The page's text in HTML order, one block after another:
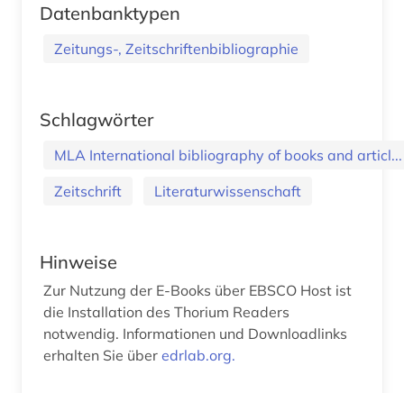
Datenbanktypen
Zeitungs-, Zeitschriftenbibliographie
Schlagwörter
MLA International bibliography of books and articl...
Zeitschrift
Literaturwissenschaft
Hinweise
Zur Nutzung der E-Books über EBSCO Host ist
die Installation des Thorium Readers
notwendig. Informationen und Downloadlinks
erhalten Sie über edrlab.org.